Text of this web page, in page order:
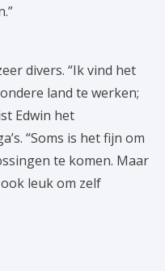
divers. “Ik vind het
land te werken;
Edwin het
“Soms is het fijn om
te komen. Maar
leuk om zelf